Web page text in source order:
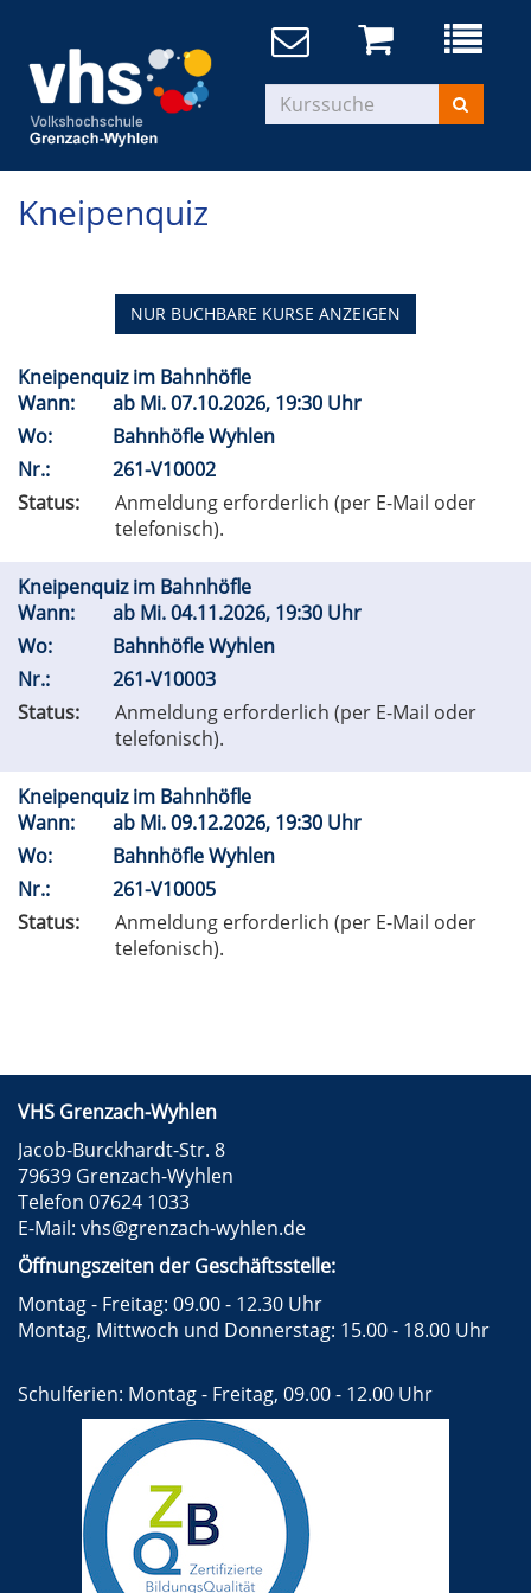
Kneipenquiz
NUR BUCHBARE KURSE ANZEIGEN
Kneipenquiz im Bahnhöfle
Wann:
ab Mi.07.10.2026, 19:30 Uhr
Wo:
Bahnhöfle Wyhlen
Nr.:
261-V10002
Status:
Anmeldung erforderlich (per E-Mail oder
telefonisch).
Kneipenquiz im Bahnhöfle
Wann:
ab Mi.04.11.2026, 19:30 Uhr
Wo:
Bahnhöfle Wyhlen
Nr.:
261-V10003
Status:
Anmeldung erforderlich (per E-Mail oder
telefonisch).
Kneipenquiz im Bahnhöfle
Wann:
ab Mi.09.12.2026, 19:30 Uhr
Wo:
Bahnhöfle Wyhlen
Nr.:
261-V10005
Status:
Anmeldung erforderlich (per E-Mail oder
telefonisch).
VHS Grenzach-Wyhlen
Jacob-Burckhardt-Str. 8
79639 Grenzach-Wyhlen
Telefon 07624 1033
E-Mail: vhs@grenzach-wyhlen.de
Öffnungszeiten der Geschäftsstelle:
Montag - Freitag: 09.00 - 12.30 Uhr
Montag, Mittwoch und Donnerstag: 15.00 - 18.00 Uhr
Schulferien: Montag - Freitag, 09.00 - 12.00 Uhr